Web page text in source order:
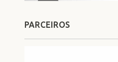
PARCEIROS